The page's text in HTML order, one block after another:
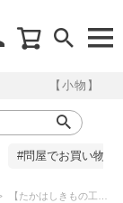
【小物】
#問屋でお買い物
【たかはしきもの工房】《改良版》 腰まわり補正用パッド インナーメッシュ 四角型（腰用）